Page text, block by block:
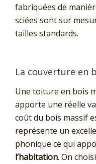
fabriquées de
sciées sont sur
tailles standards.
La couverture en
Une toiture en bois
apporte une réelle
coût du bois massif
représente un
phonique ce qui
l’habitation. On